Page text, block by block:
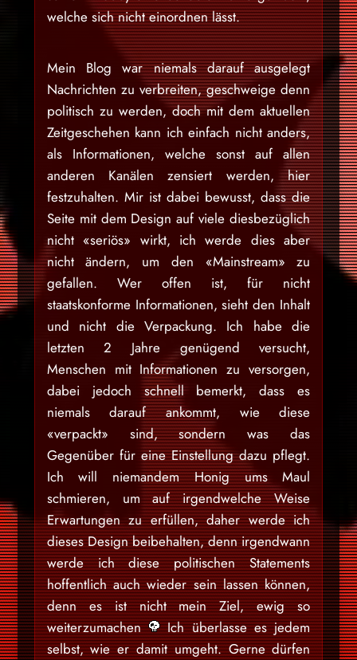
welche sich nicht einordnen lässt.
Mein Blog war niemals darauf ausgelegt
Nachrichten zu verbreiten, geschweige denn
politisch zu werden, doch mit dem aktuellen
Zeitgeschehen kann ich einfach nicht anders,
als Informationen, welche sonst auf allen
anderen Kanälen zensiert werden, hier
festzuhalten. Mir ist dabei bewusst, dass die
Seite mit dem Design auf viele diesbezüglich
nicht «seriös» wirkt, ich werde dies aber
nicht ändern, um den «Mainstream» zu
gefallen. Wer offen ist, für nicht
staatskonforme Informationen, sieht den Inhalt
und nicht die Verpackung. Ich habe die
letzten 2 Jahre genügend versucht,
Menschen mit Informationen zu versorgen,
dabei jedoch schnell bemerkt, dass es
niemals darauf ankommt, wie diese
«verpackt» sind, sondern was das
Gegenüber für eine Einstellung dazu pflegt.
Ich will niemandem Honig ums Maul
schmieren, um auf irgendwelche Weise
Erwartungen zu erfüllen, daher werde ich
dieses Design beibehalten, denn irgendwann
werde ich diese politischen Statements
hoffentlich auch wieder sein lassen können,
denn es ist nicht mein Ziel, ewig so
weiterzumachen
Ich überlasse es jedem
selbst, wie er damit umgeht. Gerne dürfen